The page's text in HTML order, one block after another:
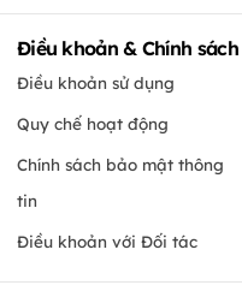
Điều khoản & Chính sách
Điều khoản sử dụng
Quy chế hoạt động
Chính sách bảo mật thông
tin
Điều khoản với Đối tác